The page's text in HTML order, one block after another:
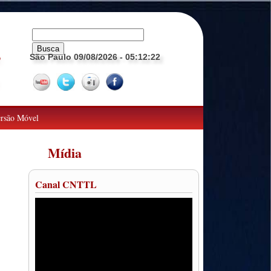
São Paulo 09/08/2026 - 05:12:25
Móvel
Mídia
Canal CNTTL